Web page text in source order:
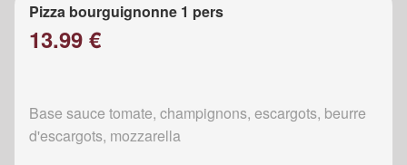
Pizza bourguignonne 1 pers
13.99 €
Base sauce tomate, champignons, escargots, beurre
d'escargots, mozzarella